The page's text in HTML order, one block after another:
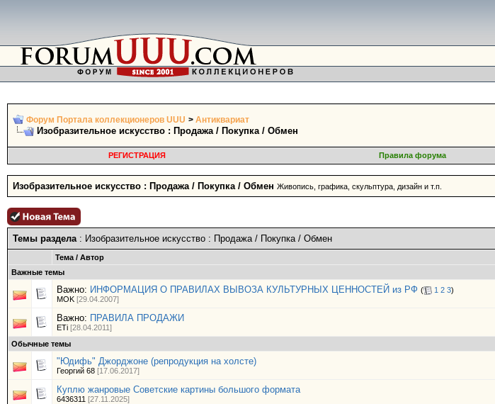
Форум Портала коллекционеров UUU > Антиквариат
Изобразительное искусство : Продажа / Покупка / Обмен
РЕГИСТРАЦИЯ
Правила форума
Изобразительное искусство : Продажа / Покупка / Обмен Живопись, графика, скульптура, дизайн и т.п.
Темы раздела: Изобразительное искусство : Продажа / Покупка / Обмен
Тема / Автор
Важные темы
Важно: ИНФОРМАЦИЯ О ПРАВИЛАХ ВЫВОЗА КУЛЬТУРНЫХ ЦЕННОСТЕЙ из РФ ( 1 2 3)
MOK [29.04.2007]
Важно: ПРАВИЛА ПРОДАЖИ
ETi [28.04.2011]
Обычные темы
"Юдифь" Джорджоне (репродукция на холсте)
Георгий 68 [17.06.2017]
Куплю жанровые Советские картины большого формата
6436311 [27.11.2025]